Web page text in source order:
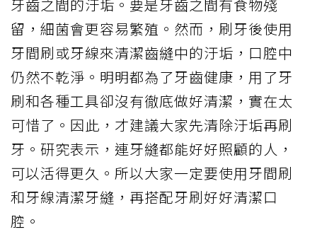
牙齒之間的汙垢。要是牙齒之間有食物殘
留，細菌會更容易繁殖。然而，刷牙後使用
牙間刷或牙線來清潔齒縫中的汙垢，口腔中
仍然不乾淨。明明都為了牙齒健康，用了牙
刷和各種工具卻沒有徹底做好清潔，實在太
可惜了。因此，才建議大家先清除汙垢再刷
牙。研究表示，連牙縫都能好好照顧的人，
可以活得更久。所以大家一定要使用牙間刷
和牙線清潔牙縫，再搭配牙刷好好清潔口
腔。